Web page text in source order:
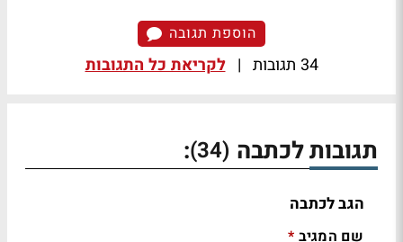
הוספת תגובה
34 תגובות | לקריאת כל התגובות
תגובות לכתבה (34)
:
הגב לכתבה
שם המגיב *